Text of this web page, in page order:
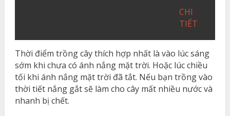
CHI
TIẾT
Thời điểm trồng cây thích hợp nhất là vào lúc sáng
sớm khi chưa có ánh nắng mặt trời. Hoặc lúc chiều
tối khi ánh nắng mặt trời đã tắt. Nếu bạn trồng vào
thời tiết nắng gắt sẽ làm cho cây mất nhiều nước và
nhanh bị chết.